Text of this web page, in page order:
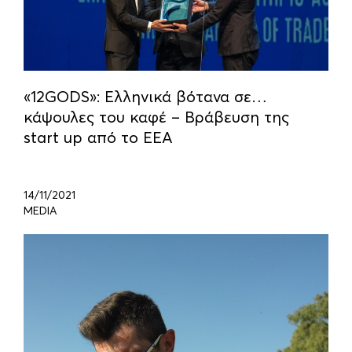
«12GODS»: Ελληνικά βότανα σε…
κάψουλες του καφέ – Βράβευση της
start up από το ΕΕΑ
14/11/2021
MEDIA